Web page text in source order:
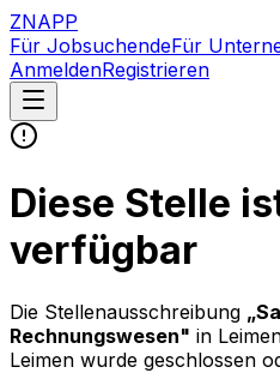
ZNAPP
Für JobsuchendeFür
AnmeldenRegistrieren
Diese Stelle
verfügbar
Die Stellenausschreibung „
Rechnungswesen" in
Leimen wurde geschlossen